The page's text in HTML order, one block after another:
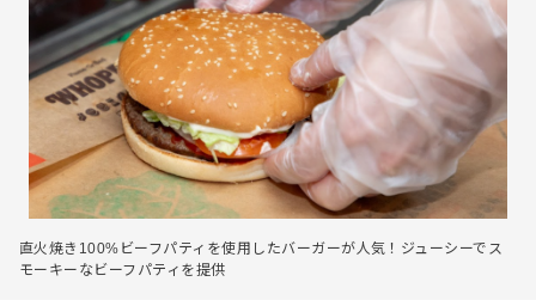
直火焼き100%ビーフパティを使用したバーガーが人気！ジューシーでス
モーキーなビーフパティを提供